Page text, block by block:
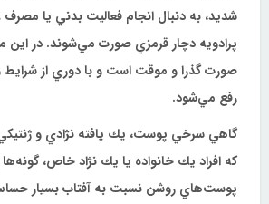
شديد، به دنبال انجام فعاليت بدني يا
پرادويه دچار قرمزي صورت مي‌شوند. در اين
صورت گذرا و موقت است و با دوري از شرايط
رفع مي‌شود.
گاهي سرخي پوست، يك يافته نژادي و
كه افراد يك خانواده يا يك نژاد خاص،
پوست‌هاي روشن نسبت به آفتاب بسيار